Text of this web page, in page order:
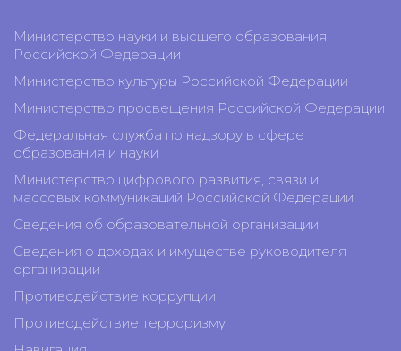
Министерство науки и высшего образования
Российской Федерации
Министерство культуры Российской Федерации
Министерство просвещения Российской Федерации
Федеральная служба по надзору в сфере
образования и науки
Министерство цифрового развития, связи и
массовых коммуникаций Российской Федерации
Сведения об образовательной организации
Сведения о доходах и имуществе руководителя
организации
Противодействие коррупции
Противодействие терроризму